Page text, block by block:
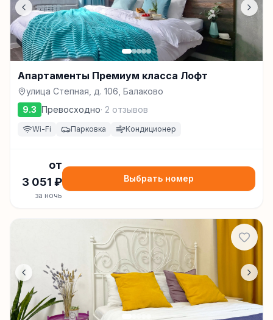
Апартаменты Премиум класса Лофт
улица Степная, д. 106, Балаково
9.3 Превосходно· 2 отзывов
Wi-Fi Парковка Кондиционер
от
3 051 ₽
за ночь
Выбрать номер